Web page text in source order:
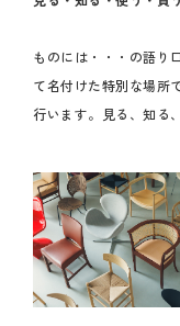
ものには・・・の語り
て名付けた特別な場所
行います。見る、知る